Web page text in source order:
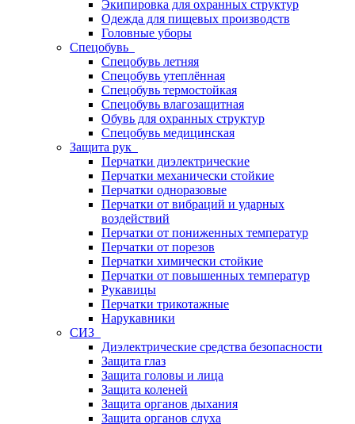
Экипировка для охранных структур
Одежда для пищевых производств
Головные уборы
Спецобувь
Спецобувь летняя
Спецобувь утеплённая
Спецобувь термостойкая
Спецобувь влагозащитная
Обувь для охранных структур
Спецобувь медицинская
Защита рук
Перчатки диэлектрические
Перчатки механически стойкие
Перчатки одноразовые
Перчатки от вибраций и ударных
воздействий
Перчатки от пониженных температур
Перчатки от порезов
Перчатки химически стойкие
Перчатки от повышенных температур
Рукавицы
Перчатки трикотажные
Нарукавники
СИЗ
Диэлектрические средства безопасности
Защита глаз
Защита головы и лица
Защита коленей
Защита органов дыхания
Защита органов слуха